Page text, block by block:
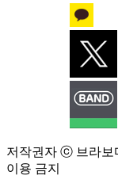
저작권자 ⓒ 브라보
이용 금지